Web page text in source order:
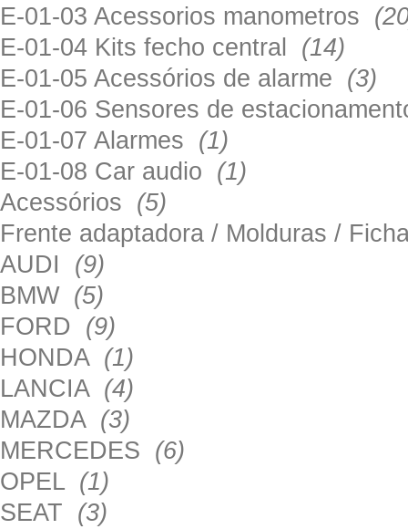
E-01-03 Acessorios manometros
E-01-04 Kits fecho central (14)
E-01-05 Acessórios de alarme (3)
E-01-06 Sensores de
E-01-07 Alarmes (1)
E-01-08 Car audio (1)
Acessórios (5)
Frente adaptadora / Molduras /
AUDI (9)
BMW (5)
FORD (9)
HONDA (1)
LANCIA (4)
MAZDA (3)
MERCEDES (6)
OPEL (1)
SEAT (3)